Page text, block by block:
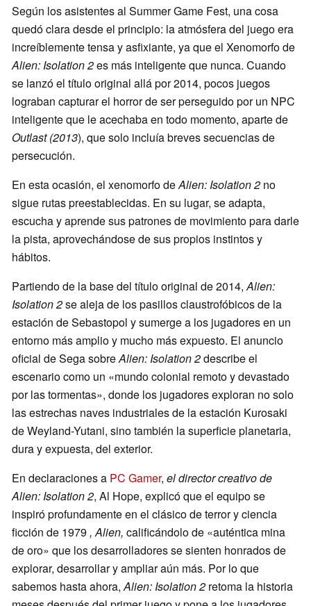
Según los asistentes al Summer Game Fest, una cosa
quedó clara desde el principio: la atmósfera del juego era
increíblemente tensa y asfixiante, ya que el Xenomorfo de
Alien: Isolation 2es más inteligente que nunca. Cuando
se lanzó el título original allá por 2014, pocos juegos
lograban capturar el horror de ser perseguido por un NPC
inteligente que le acechaba en todo momento, aparte de
Outlast (2013), que solo incluía breves secuencias de
persecución.
En esta ocasión, el xenomorfo deAlien: Isolation 2 no
sigue rutas preestablecidas. En su lugar, se adapta,
escucha y aprende sus patrones de movimiento para darle
la pista, aprovechándose de sus propios instintos y
hábitos.
Partiendo de la base del título original de 2014,Alien:
Isolation 2se aleja de los pasillos claustrofóbicos de la
estación de Sebastopol y sumerge a los jugadores en un
entorno más amplio y mucho más expuesto. El anuncio
oficial de Sega sobreAlien: Isolation 2describe el
escenario como un «mundo colonial remoto y devastado
por las tormentas», donde los jugadores exploran no solo
las estrechas naves industriales de la estación Kurosaki
de Weyland-Yutani, sino también la superficie planetaria,
dura y expuesta, del exterior.
En declaraciones a PC Gamer, el director creativo de
Alien: Isolation 2, Al Hope, explicó que el equipo se
inspiró profundamente en el clásico de terror y ciencia
ficción de 1979 , Alien, calificándolo de «auténtica mina
de oro» que los desarrolladores se sienten honrados de
explorar, desarrollar y ampliar aún más. Por lo que
sabemos hasta ahora,Alien: Isolation 2 retoma la historia